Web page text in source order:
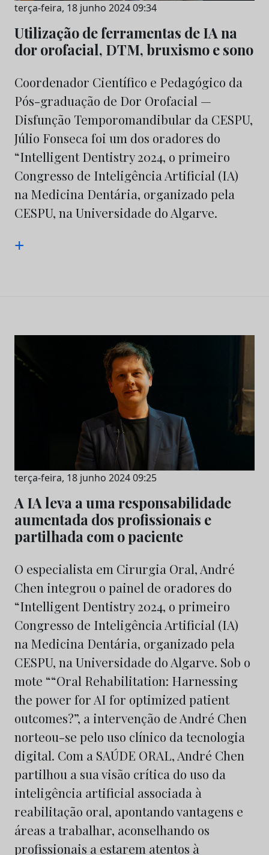
terça-feira, 18 junho 2024 09:34
Utilização de ferramentas de IA na
dor orofacial, DTM, bruxismo e sono
Coordenador Científico e Pedagógico da
Pós-graduação de Dor Orofacial —
Disfunção Temporomandibular da CESPU,
Júlio Fonseca foi um dos oradores do
“Intelligent Dentistry 2024, o primeiro
Congresso de Inteligência Artificial (IA)
na Medicina Dentária, organizado pela
CESPU, na Universidade do Algarve.
+
terça-feira, 18 junho 2024 09:25
A IA leva a uma responsabilidade
aumentada dos profissionais e
partilhada com o paciente
O especialista em Cirurgia Oral, André
Chen integrou o painel de oradores do
“Intelligent Dentistry 2024, o primeiro
Congresso de Inteligência Artificial (IA)
na Medicina Dentária, organizado pela
CESPU, na Universidade do Algarve. Sob o
mote ““Oral Rehabilitation: Harnessing
the power for AI for optimized patient
outcomes?”, a intervenção de André Chen
norteou-se pelo uso clínico da tecnologia
digital. Com a SAÚDE ORAL, André Chen
partilhou a sua visão crítica do uso da
inteligência artificial associada à
reabilitação oral, apontando vantagens e
áreas a trabalhar, aconselhando os
profissionais a estarem atentos à